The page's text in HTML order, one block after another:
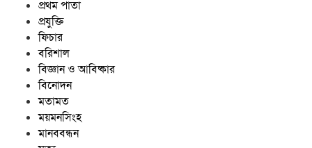
প্রথম পাতা
প্রযুক্তি
ফিচার
বরিশাল
বিজ্ঞান ও আবিষ্কার
বিনোদন
মতামত
ময়মনসিংহ
মানববন্ধন